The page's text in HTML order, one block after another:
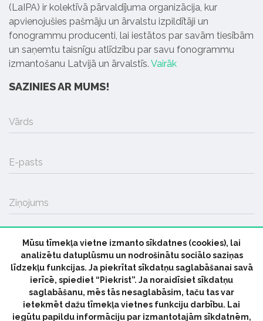
(LaIPA) ir kolektīvā pārvaldījuma organizācija, kur
apvienojušies pašmāju un ārvalstu izpildītāji un
fonogrammu producenti, lai iestātos par savām tiesībām
un saņemtu taisnīgu atlīdzību par savu fonogrammu
izmantošanu Latvijā un ārvalstīs. Vairāk
SAZINIES AR MUMS!
Vārds
E-pasts
Ziņojums
SŪTĪT
Mūsu tīmekļa vietne izmanto sīkdatnes (cookies), lai
analizētu datuplūsmu un nodrošinātu sociālo saziņas
līdzekļu funkcijas. Ja piekrītat sīkdatņu saglabāšanai savā
ierīcē, spiediet “Piekrist”. Ja noraidīsiet sīkdatņu
saglabāšanu, mēs tās nesaglabāsim, taču tas var
ietekmēt dažu tīmekļa vietnes funkciju darbību. Lai
iegūtu papildu informāciju par izmantotajām sīkdatnēm,